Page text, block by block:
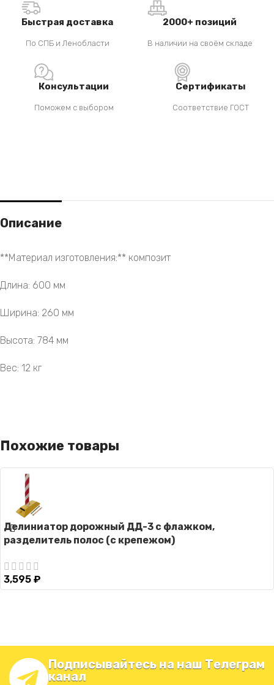
Быстрая доставка
По СПБ и Ленобласти
2000+ позиций
В наличии на своём складе
Консультации
Поможем с выбором
Сертификаты
Соответствие ГОСТ
Описание
**Материал изготовления:** композит
Длина: 600 мм
Ширина: 260 мм
Высота: 784 мм
Вес: 12 кг
Похожие товары
Делиниатор дорожный ДД-3 с флажком,
разделитель полос (с крепежом)
3,595 ₽
Подписывайтесь на наш Телеграм
канал